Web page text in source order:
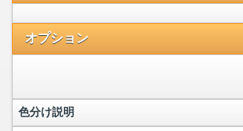
オプション
色分け説明